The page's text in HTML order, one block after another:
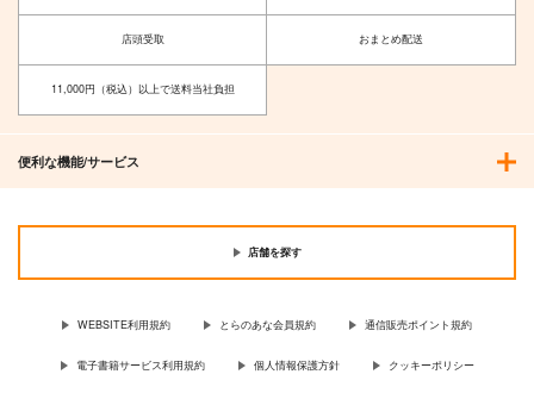
店頭受取 おまとめ配送
11,000円（税込）以上で送料当社負担
便利な機能/サービス
店舗を探す
WEBSITE利用規約 とらのあな会員規約 通信販売ポイント規約
電子書籍サービス利用規約 個人情報保護方針 クッキーポリシー